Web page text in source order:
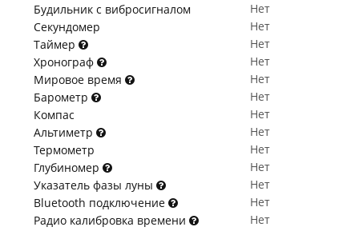
Будильник с вибросигналом
Нет
Секундомер
Нет
Таймер
Нет
Хронограф
Нет
Мировое время
Нет
Барометр
Нет
Компас
Нет
Альтиметр
Нет
Термометр
Нет
Глубиномер
Нет
Указатель фазы луны
Нет
Bluetooth подключение
Нет
Радио калибровка времени
Нет